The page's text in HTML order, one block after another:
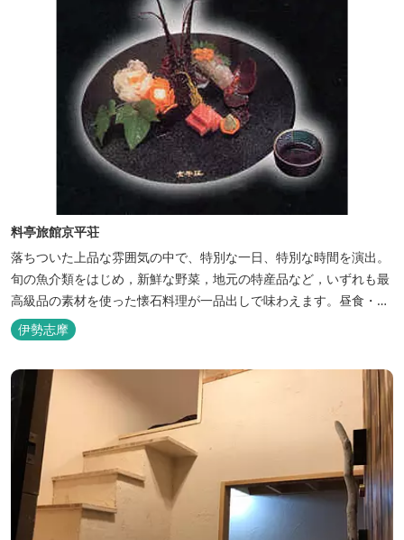
料亭旅館京平荘
落ちついた上品な雰囲気の中で、特別な一日、特別な時間を演出。
旬の魚介類をはじめ，新鮮な野菜，地元の特産品など，いずれも最
高級品の素材を使った懐石料理が一品出しで味わえます。昼食・夕
食・宿泊ができます。
伊勢志摩